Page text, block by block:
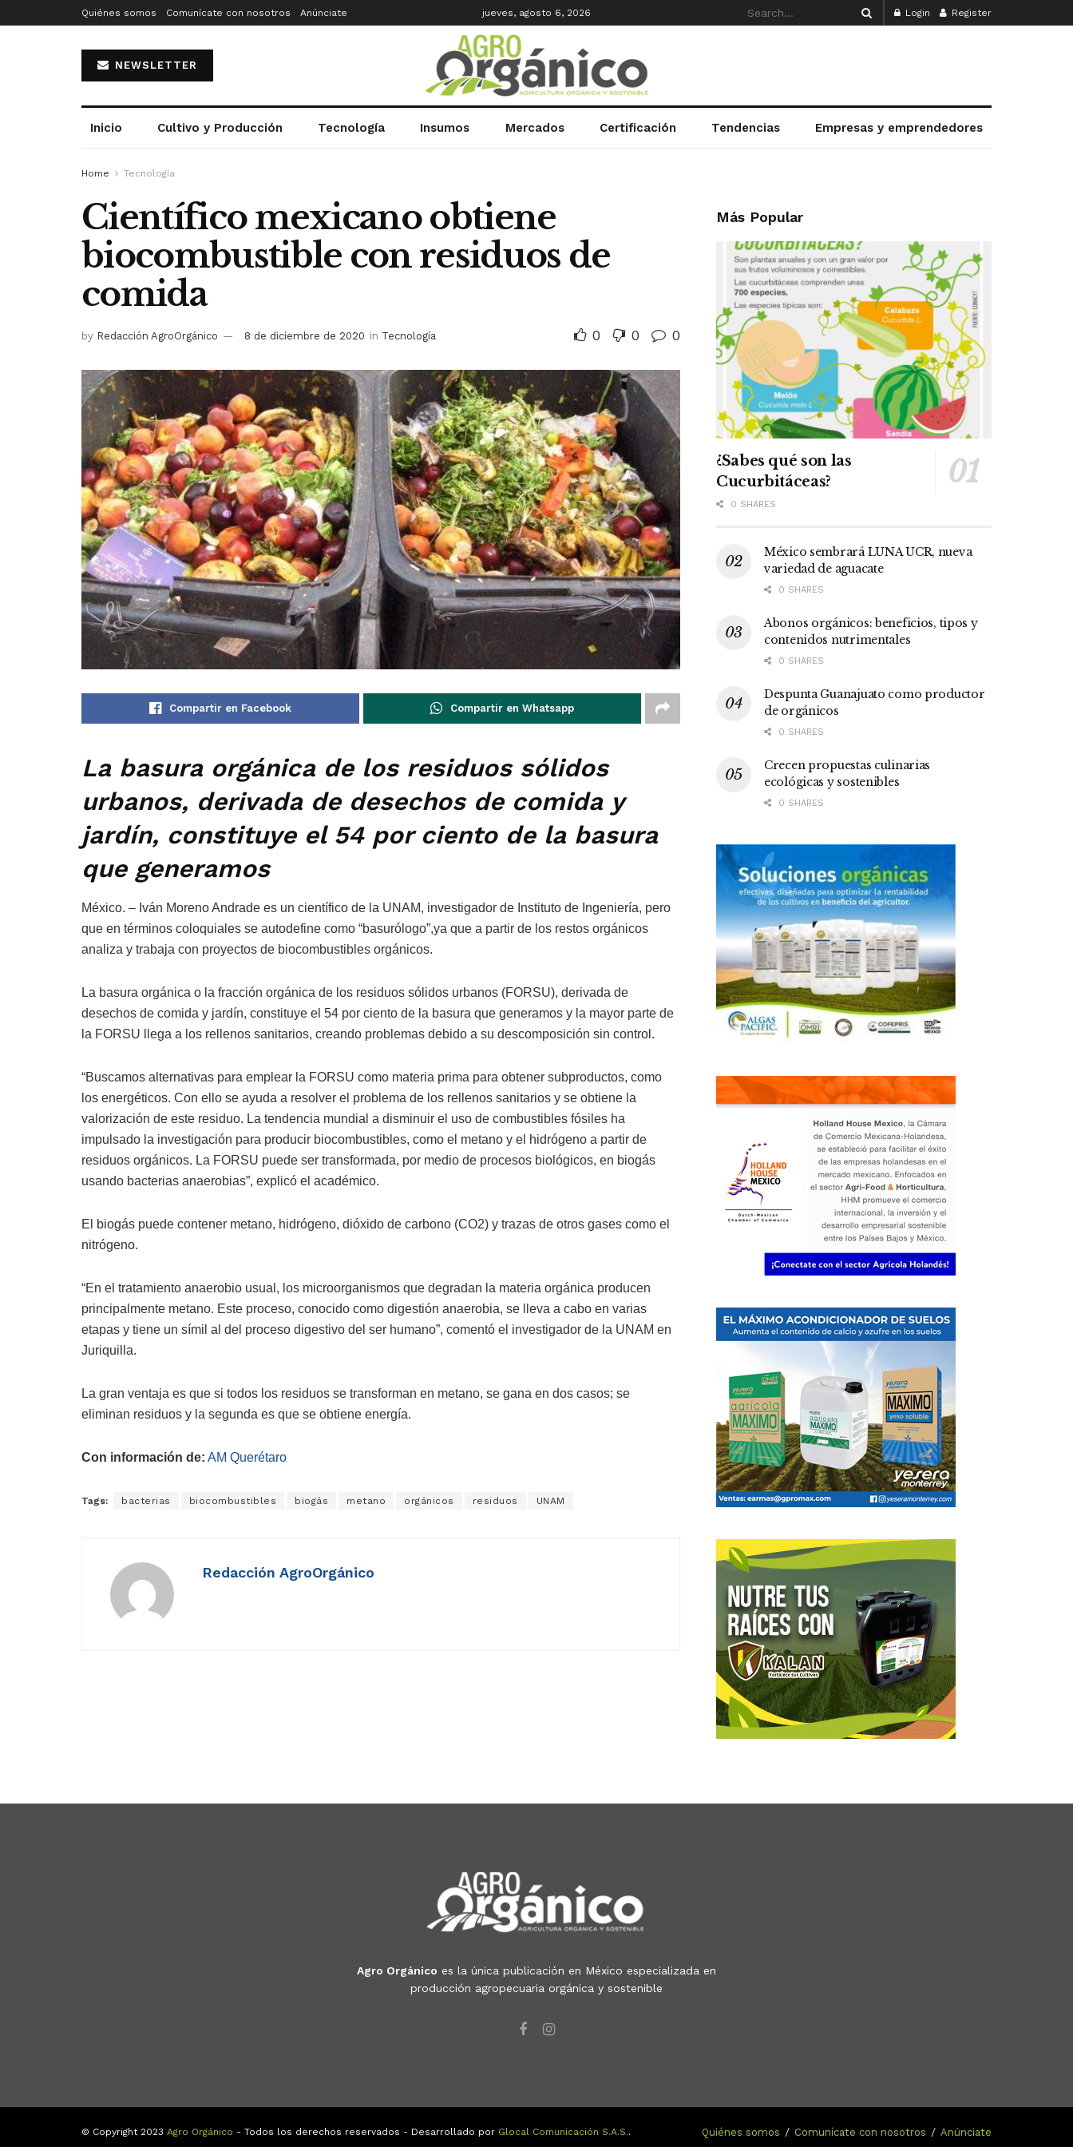
Quiénes somos Comunícate con nosotros Anúnciate jueves, agosto 6, 2026 Login Register
NEWSLETTER
Inicio Cultivo y Producción Tecnología Insumos Mercados Certificación Tendencias Empresas y emprendedores
Home Tecnología
Científico mexicano obtiene
biocombustible con residuos de
comida
by Redacción AgroOrgánico 8 de diciembre de 2020 in Tecnología 0 0 0
Compartir en Facebook Compartir en Whatsapp
La basura orgánica de los residuos sólidos
urbanos, derivada de desechos de comida y
jardín, constituye el 54 por ciento de la basura
que generamos
México. – Iván Moreno Andrade es un científico de la UNAM, investigador de Instituto de Ingeniería, pero
que en términos coloquiales se autodefine como “basurólogo”,ya que a partir de los restos orgánicos
analiza y trabaja con proyectos de biocombustibles orgánicos.
La basura orgánica o la fracción orgánica de los residuos sólidos urbanos (FORSU), derivada de
desechos de comida y jardín, constituye el 54 por ciento de la basura que generamos y la mayor parte de
la FORSU llega a los rellenos sanitarios, creando problemas debido a su descomposición sin control.
“Buscamos alternativas para emplear la FORSU como materia prima para obtener subproductos, como
los energéticos. Con ello se ayuda a resolver el problema de los rellenos sanitarios y se obtiene la
valorización de este residuo. La tendencia mundial a disminuir el uso de combustibles fósiles ha
impulsado la investigación para producir biocombustibles, como el metano y el hidrógeno a partir de
residuos orgánicos. La FORSU puede ser transformada, por medio de procesos biológicos, en biogás
usando bacterias anaerobias”, explicó el académico.
El biogás puede contener metano, hidrógeno, dióxido de carbono (CO2) y trazas de otros gases como el
nitrógeno.
“En el tratamiento anaerobio usual, los microorganismos que degradan la materia orgánica producen
principalmente metano. Este proceso, conocido como digestión anaerobia, se lleva a cabo en varias
etapas y tiene un símil al del proceso digestivo del ser humano”, comentó el investigador de la UNAM en
Juriquilla.
La gran ventaja es que si todos los residuos se transforman en metano, se gana en dos casos; se
eliminan residuos y la segunda es que se obtiene energía.
Con información de: AM Querétaro
Tags: bacterias biocombustibles biogás metano orgánicos residuos UNAM
Redacción AgroOrgánico
Más Popular
¿Sabes qué son las
Cucurbitáceas?
0 SHARES
México sembrará LUNA UCR, nueva
variedad de aguacate
0 SHARES
Abonos orgánicos: beneficios, tipos y
contenidos nutrimentales
0 SHARES
Despunta Guanajuato como productor
de orgánicos
0 SHARES
Crecen propuestas culinarias
ecológicas y sostenibles
0 SHARES
Agro Orgánico es la única publicación en México especializada en
producción agropecuaria orgánica y sostenible
Quiénes somos Comunícate con nosotros Anúnciate
© Copyright 2023 Agro Orgánico - Todos los derechos reservados - Desarrollado por Glocal Comunicación S.A.S..